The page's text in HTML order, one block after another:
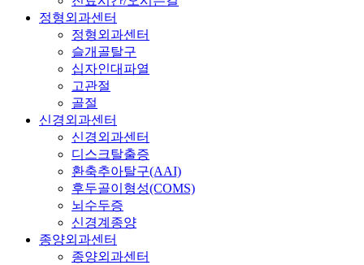
정형외과센터
정형외과센터
슬개골탈구
십자인대파열
고관절
골절
신경외과센터
신경외과센터
디스크탈출증
환축추아탈구(AAI)
후두골이형성(COMS)
뇌수두증
신경계종양
종양외과센터
종양외과센터